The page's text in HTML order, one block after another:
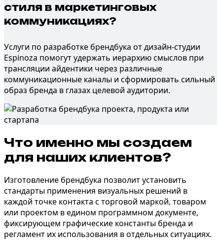
стиля в маркетинговых
коммуникациях?
Услуги по разработке брендбука от дизайн-студии
Espinoza помогут удержать иерархию смыслов при
трансляции айдентики через различные
коммуникационные каналы и сформировать сильный
образ бренда в глазах целевой аудитории.
Что именно мы создаем
для наших клиентов?
Изготовление брендбука позволит установить
стандарты применения визуальных решений в
каждой точке контакта с торговой маркой, товаром
или проектом в едином программном документе,
фиксирующем графические константы бренда и
регламент их использования в отдельных ситуациях.